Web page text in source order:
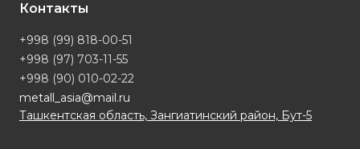
Контакты
+998 (99) 818-00-51
+998 (97) 703-11-55
+998 (90) 010-02-22
metall_asia@mail.ru
Ташкентская область, Зангиатинский район, Бут-5